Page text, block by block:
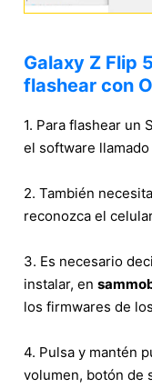
Galaxy Z Flip
flashear con
1. Para flashear un
el software llamado
2. También
reconozca el
3. Es necesario
instalar, en
los firmwares de
4. Pulsa y mantén
volumen, botón de